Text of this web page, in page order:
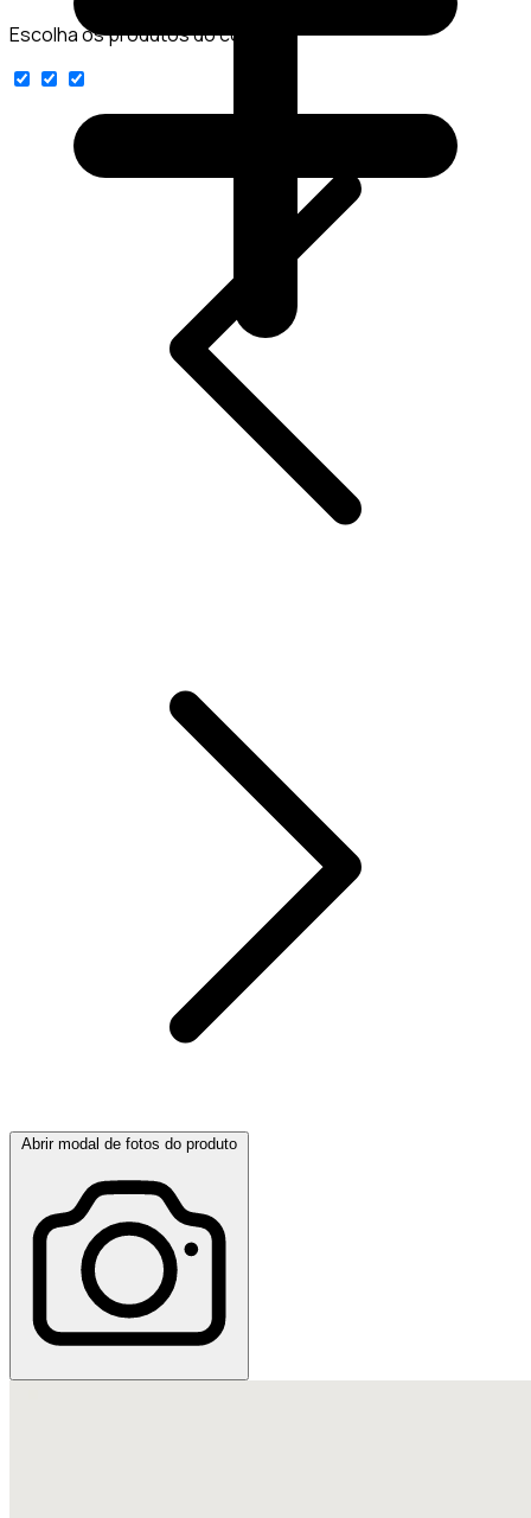
Escolha os produtos do conjunto
Abrir modal de fotos do produto